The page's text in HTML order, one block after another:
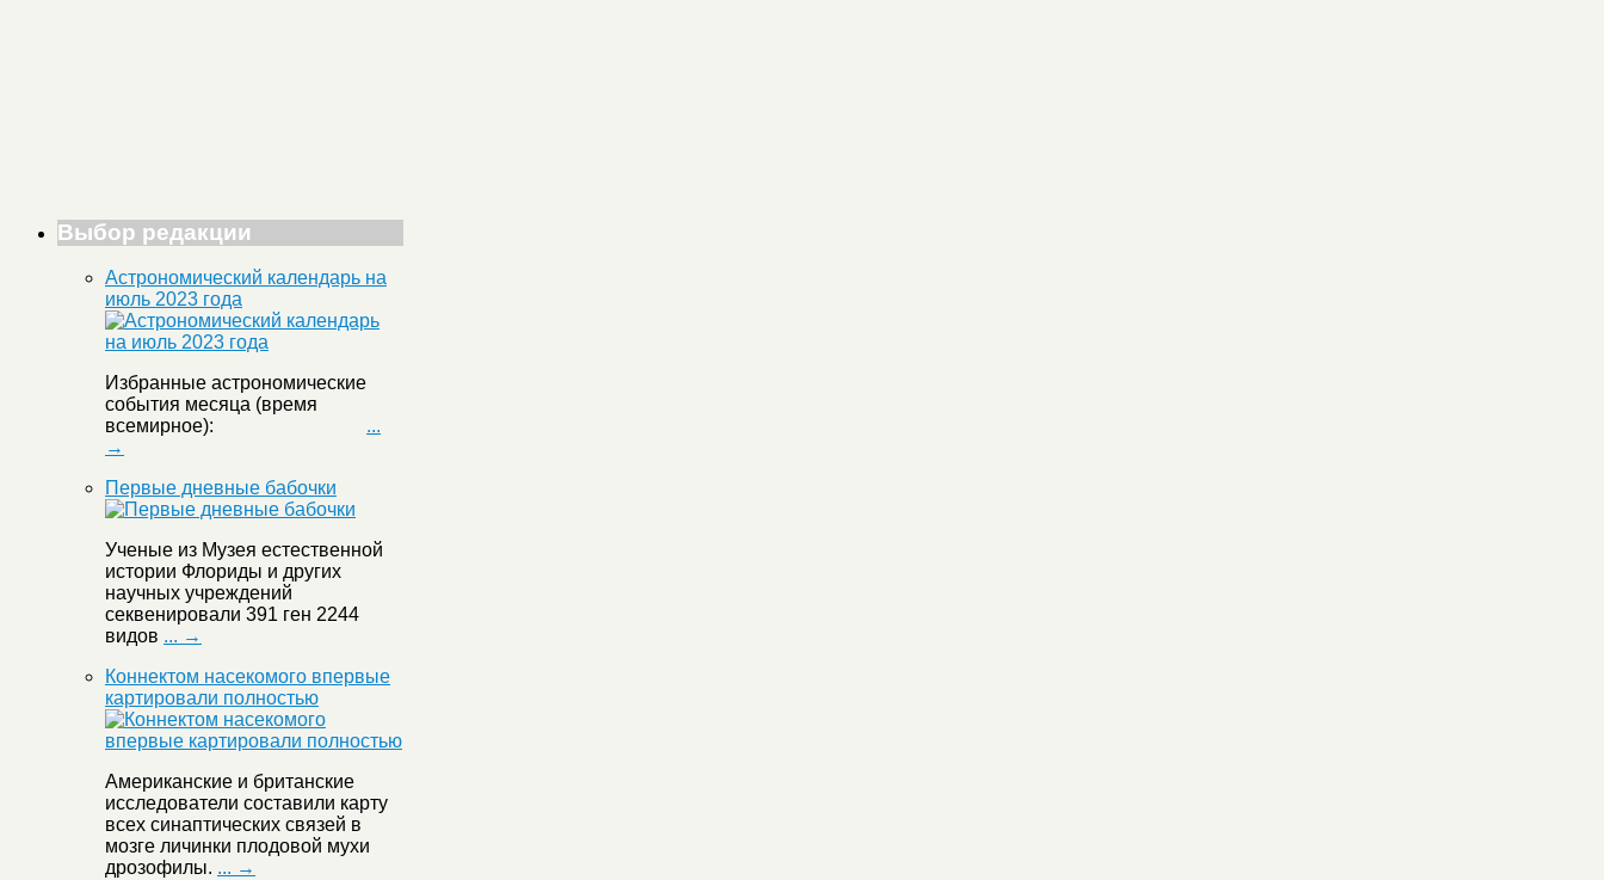
Выбор редакции
Астрономический календарь на
июль 2023 года
Избранные астрономические
события месяца (время
всемирное): ...
→
Первые дневные бабочки
Ученые из Музея естественной
истории Флориды и других
научных учреждений
секвенировали 391 ген 2244
видов ... →
Коннектом насекомого впервые
картировали полностью
Американские и британские
исследователи составили карту
всех синаптических связей в
мозге личинки плодовой мухи
дрозофилы. ... →